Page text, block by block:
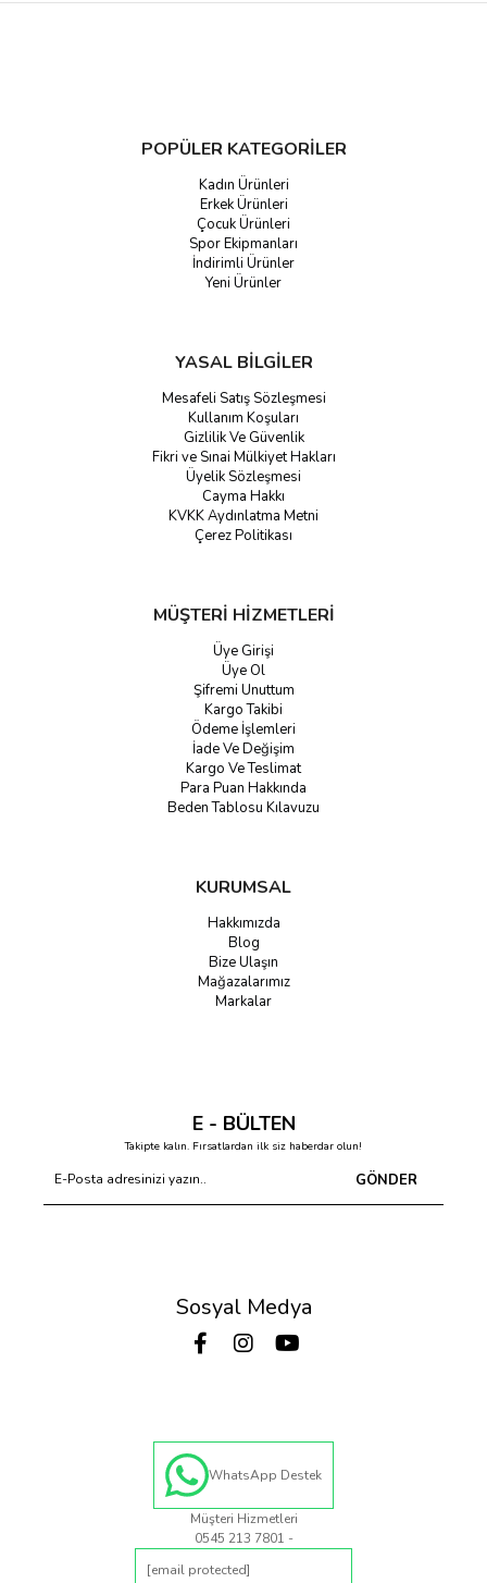
POPÜLER KATEGORİLER
Kadın Ürünleri
Erkek Ürünleri
Çocuk Ürünleri
Spor Ekipmanları
İndirimli Ürünler
Yeni Ürünler
YASAL BİLGİLER
Mesafeli Satış Sözleşmesi
Kullanım Koşuları
Gizlilik Ve Güvenlik
Fikri ve Sınai Mülkiyet Hakları
Üyelik Sözleşmesi
Cayma Hakkı
KVKK Aydınlatma Metni
Çerez Politikası
MÜŞTERİ HİZMETLERİ
Üye Girişi
Üye Ol
Şifremi Unuttum
Kargo Takibi
Ödeme İşlemleri
İade Ve Değişim
Kargo Ve Teslimat
Para Puan Hakkında
Beden Tablosu Kılavuzu
KURUMSAL
Hakkımızda
Blog
Bize Ulaşın
Mağazalarımız
Markalar
E - BÜLTEN
Takipte kalın. Fırsatlardan ilk siz haberdar olun!
GÖNDER
Sosyal Medya
WhatsApp Destek
Müşteri Hizmetleri
0545 213 7801 -
[email protected]